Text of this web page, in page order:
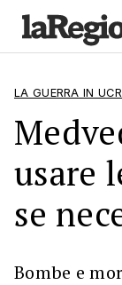
LA GUERRA IN
usare
se
Bombe e